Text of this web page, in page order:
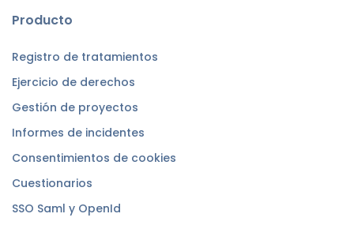
Producto
Registro de tratamientos
Ejercicio de derechos
Gestión de proyectos
Informes de incidentes
Consentimientos de cookies
Cuestionarios
SSO Saml y OpenId